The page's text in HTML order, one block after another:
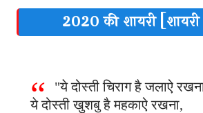
2020 की शायरी
"ये दोस्ती चिराग है जलाऐ
ये दोस्ती खुशबु है महकाऐ रखना,